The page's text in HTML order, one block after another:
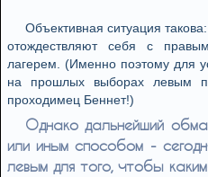
Объективная ситуация
отождествляют себя с
лагерем. (Именно поэтому для
на прошлых выборах левым
проходимец Беннет!)
Однако дальнейший
или иным способом -
левым для того, чтобы